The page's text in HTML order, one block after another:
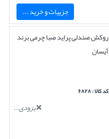
جزییات و خرید ...
روکش صندلی پراید صبا چرمی برند
آیسان
کد کالا : ۶۸۲۸
بزودی...